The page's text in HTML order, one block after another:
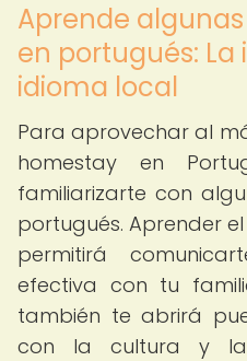
Aprende
en portugués:
idioma local
Para aprovechar al
homestay en
familiarizarte con
portugués. Aprender
permitirá
efectiva con tu
también te abrirá
con la cultura y la